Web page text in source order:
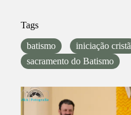
Tags
batismo
iniciação cristã
sacramento do Batismo